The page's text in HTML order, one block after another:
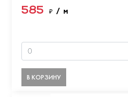
585 ₽ / м
В КОРЗИНУ